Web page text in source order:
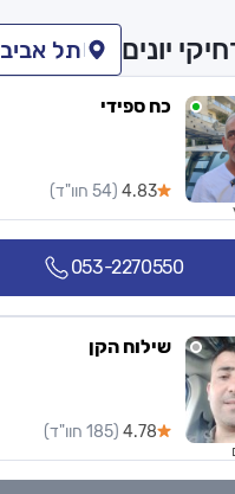
יונים תל אביב
כח ספידי
4.83 (54 חוו"ד)
053-2270550
שילוח הקן
4.78 (185 חוו"ד)